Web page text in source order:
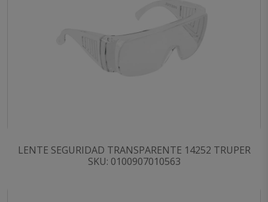
LENTE SEGURIDAD TRANSPARENTE 14252 TRUPER
SKU: 0100907010563